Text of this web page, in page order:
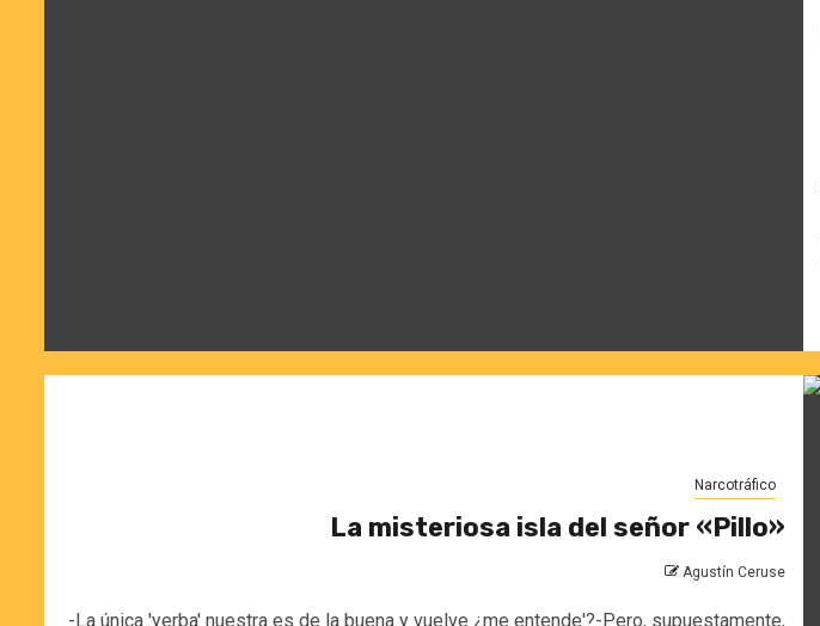
Narcotráfico
La misteriosa isla del señor «Pillo»
Agustín Ceruse
-La única 'yerba' nuestra es de la buena y vuelve ¿me entende'?-Pero, supuestamente,